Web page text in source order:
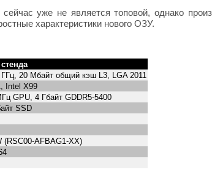
уже не является топовой, однако
характеристики нового ОЗУ.
20 Мбайт общий кэш L3, LGA 2011
Intel X99
GPU, 4 Гбайт GDDR5-5400
SSD
(RSC00-AFBAG1-XX)